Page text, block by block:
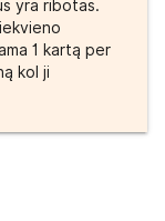
yra ribotas.
1 kartą per
kol ji